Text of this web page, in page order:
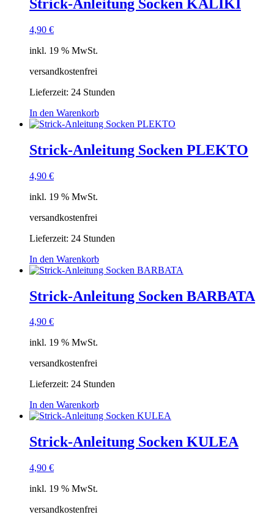
Strick-Anleitung Socken KALIKI
4,90 €
inkl. 19 % MwSt.
versandkostenfrei
Lieferzeit: 24 Stunden
In den Warenkorb
Strick-Anleitung Socken PLEKTO
4,90 €
inkl. 19 % MwSt.
versandkostenfrei
Lieferzeit: 24 Stunden
In den Warenkorb
Strick-Anleitung Socken BARBATA
4,90 €
inkl. 19 % MwSt.
versandkostenfrei
Lieferzeit: 24 Stunden
In den Warenkorb
Strick-Anleitung Socken KULEA
4,90 €
inkl. 19 % MwSt.
versandkostenfrei